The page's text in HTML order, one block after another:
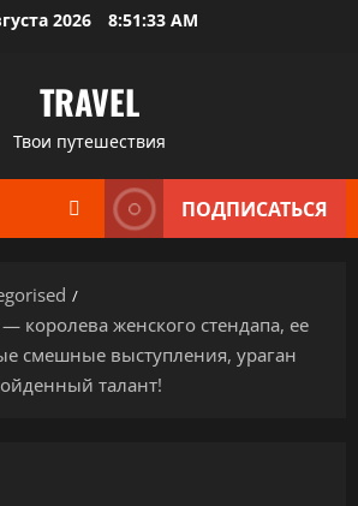
2026 8:51:34 AM
TRAVEL
Твои путешествия
ПОДПИСАТЬСЯ
королева женского стендапа, ее
смешные выступления, ураган
талант!